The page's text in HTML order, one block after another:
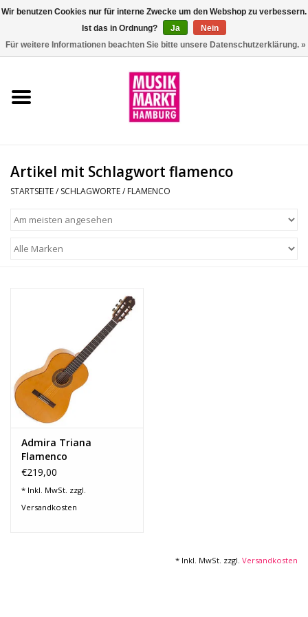
Aktion
Percussion
Lichttechnik
PA-Anlage
Traditionelle Instrumente
Signalprozessoren & Effekte
Artikel mit Schlagwort flamenco
STARTSEITE/ SCHLAGWORTE/ FLAMENCO
Admira Triana
Flamenco
€219,00
* Inkl. MwSt. zzgl.
Versandkosten
* Inkl. MwSt. zzgl. Versandkosten
Wir benutzen Cookies nur für interne Zwecke um den Webshop zu verbessern.
Ist das in Ordnung?
Ja
Nein
Für weitere Informationen beachten Sie bitte unsere Datenschutzerklärung. »